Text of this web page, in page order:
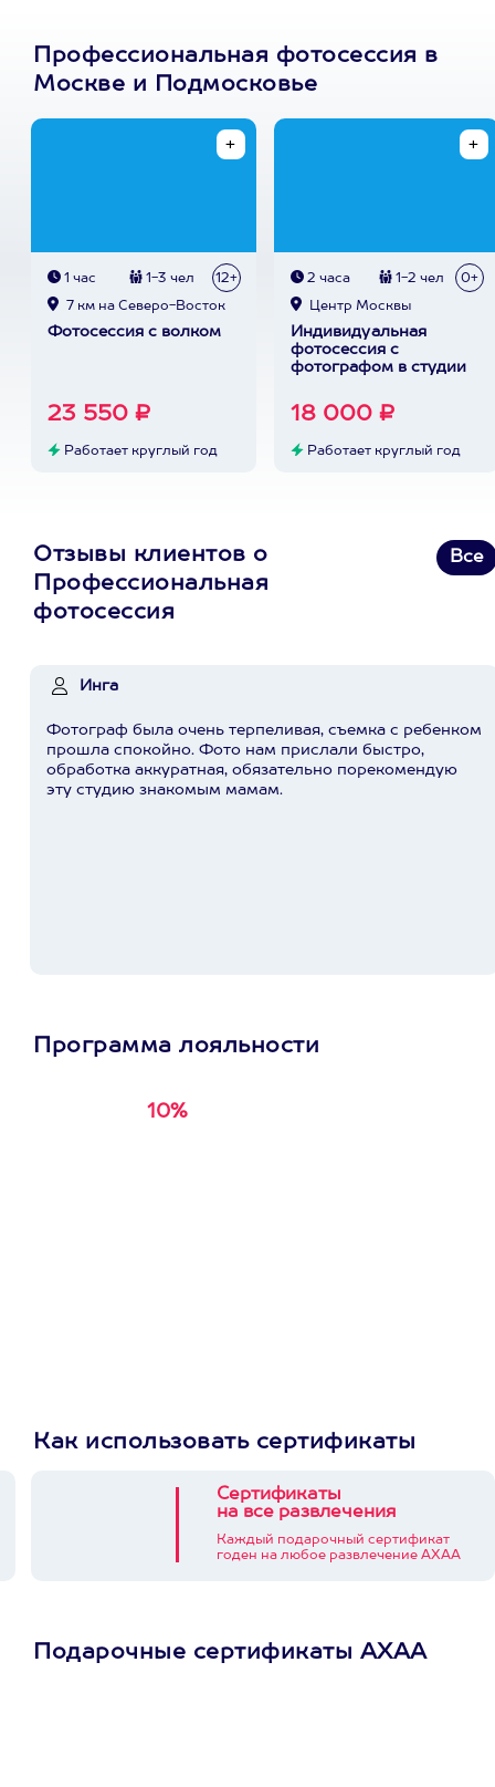
Профессиональная фотосессия в
Москве и Подмосковье
1 час 1-3 чел 12+
7 км на Северо-Восток
Фотосессия с волком
23 550 ₽
Работает круглый год
2 часа 1-2 чел 0+
Центр Москвы
Индивидуальная
фотосессия с
фотографом в студии
18 000 ₽
Работает круглый год
Отзывы клиентов о
Профессиональная
фотосессия
Все
Инга
Фотограф была очень терпеливая, съемка с ребенком
прошла спокойно. Фото нам прислали быстро,
обработка аккуратная, обязательно порекомендую
эту студию знакомым мамам.
Программа лояльности
10%
Как использовать сертификаты
Сертификаты
на все развлечения
Каждый подарочный сертификат
годен на любое развлечение АХАА
Подарочные сертификаты АХАА